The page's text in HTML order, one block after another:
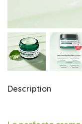
Description